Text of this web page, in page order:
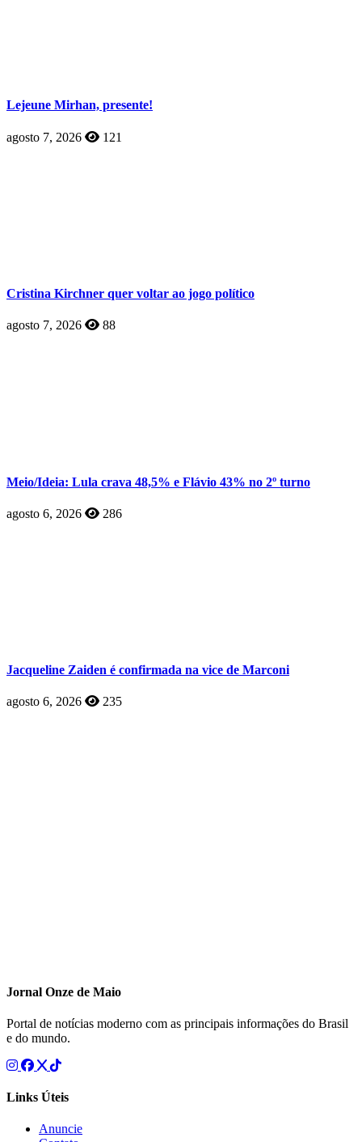
Lejeune Mirhan, presente!
agosto 7, 2026 121
Cristina Kirchner quer voltar ao jogo político
agosto 7, 2026 88
Meio/Ideia: Lula crava 48,5% e Flávio 43% no 2º turno
agosto 6, 2026 286
Jacqueline Zaiden é confirmada na vice de Marconi
agosto 6, 2026 235
Jornal Onze de Maio
Portal de notícias moderno com as principais informações do Brasil
e do mundo.
Links Úteis
Anuncie